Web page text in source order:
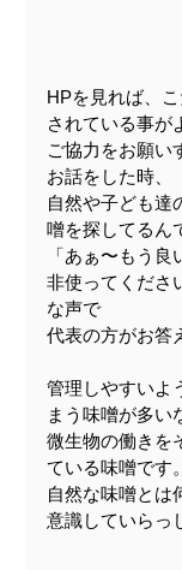
HPを見れば、
されている事が
ご協力をお願い
お話をした時、
自然や子ども達
噌を探してるん
「あぁ〜もう
非使ってくださ
な声で
代表の方がお答
管理しやすいよ
まう味噌が多い
微生物の働きを
ている味噌です。
自然な味噌とは
意識していらっ